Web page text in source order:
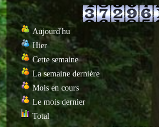
ACTUALITÉS
ECOLES
Ecole publique
Ecole privée
ASSOCIATIONS
Aujourd'hu
Hier
Cette semaine
La semaine dernière
Mois en cours
Le mois dernier
Total